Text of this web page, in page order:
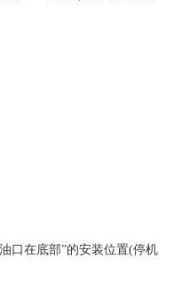
口在底部”的安装位置(停机